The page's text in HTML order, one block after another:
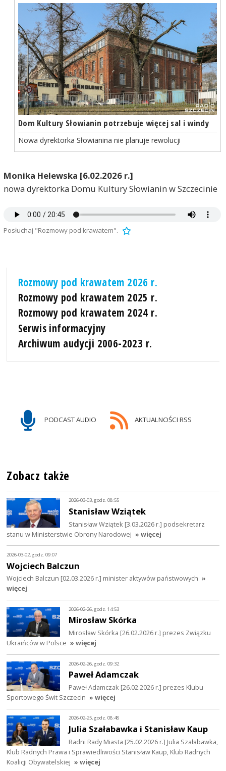
Dom Kultury Słowianin potrzebuje więcej sal i windy
Nowa dyrektorka Słowianina nie planuje rewolucji
Monika Helewska [6.02.2026 r.]
nowa dyrektorka Domu Kultury Słowianin w Szczecinie
Posłuchaj "Rozmowy pod krawatem".
Rozmowy pod krawatem 2026 r.
Rozmowy pod krawatem 2025 r.
Rozmowy pod krawatem 2024 r.
Serwis informacyjny
Archiwum audycji 2006-2023 r.
PODCAST AUDIO AKTUALNOŚCI RSS
Zobacz także
2026-03-03, godz. 08:55
Stanisław Wziątek
Stanisław Wziątek [3.03.2026 r.] podsekretarz
stanu w Ministerstwie Obrony Narodowej » więcej
2026-03-02, godz. 09:07
Wojciech Balczun
Wojciech Balczun [02.03.2026 r.] minister aktywów państwowych »
więcej
2026-02-26, godz. 14:53
Mirosław Skórka
Mirosław Skórka [26.02.2026 r.] prezes Związku
Ukraińców w Polsce » więcej
2026-02-26, godz. 09:32
Paweł Adamczak
Paweł Adamczak [26.02.2026 r.] prezes Klubu
Sportowego Świt Szczecin » więcej
2026-02-25, godz. 08:48
Julia Szałabawka i Stanisław Kaup
Radni Rady Miasta [25.02.2026 r.] Julia Szałabawka,
Klub Radnych Prawa i Sprawiedliwości Stanisław Kaup, Klub Radnych
Koalicji Obywatelskiej » więcej